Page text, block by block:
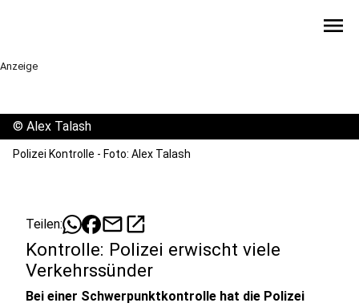
menu
Anzeige
© Alex Talash
Polizei Kontrolle - Foto: Alex Talash
Teilen: mailopen_in_new
Kontrolle: Polizei erwischt viele
Verkehrssünder
Bei einer Schwerpunktkontrolle hat die Polizei